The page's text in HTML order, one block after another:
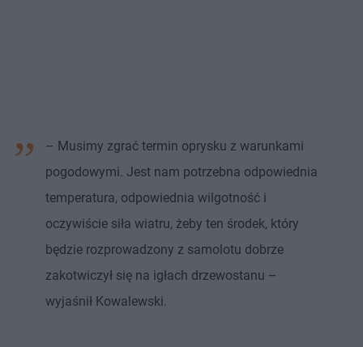
– Musimy zgrać termin oprysku z warunkami
pogodowymi. Jest nam potrzebna odpowiednia
temperatura, odpowiednia wilgotność i
oczywiście siła wiatru, żeby ten środek, który
będzie rozprowadzony z samolotu dobrze
zakotwiczył się na igłach drzewostanu –
wyjaśnił Kowalewski.